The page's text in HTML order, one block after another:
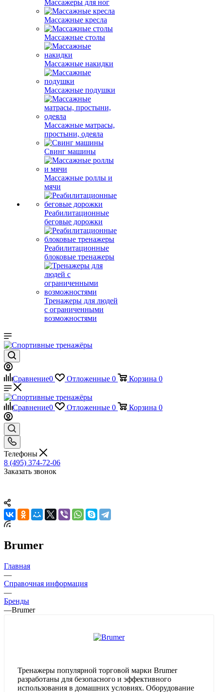
Массажеры для ног
Массажные кресла
Массажные столы
Массажные накидки
Массажные подушки
Массажные матрасы,
простыни, одеяла
Свинг машины
Массажные роллы и
мячи
Реабилитационные
беговые дорожки
Реабилитационные
блоковые тренажеры
Тренажеры для людей
с ограниченными
возможностями
Сравнение0 Отложенные 0 Корзина 0
Сравнение0 Отложенные 0 Корзина 0
Телефоны
8 (495) 374-72-06
Заказать звонок
Brumer
Главная
—
Справочная информация
—
Бренды
—Brumer
Тренажеры популярной торговой марки Brumer
разработаны для безопасного и эффективного
использования в домашних условиях. Оборудование